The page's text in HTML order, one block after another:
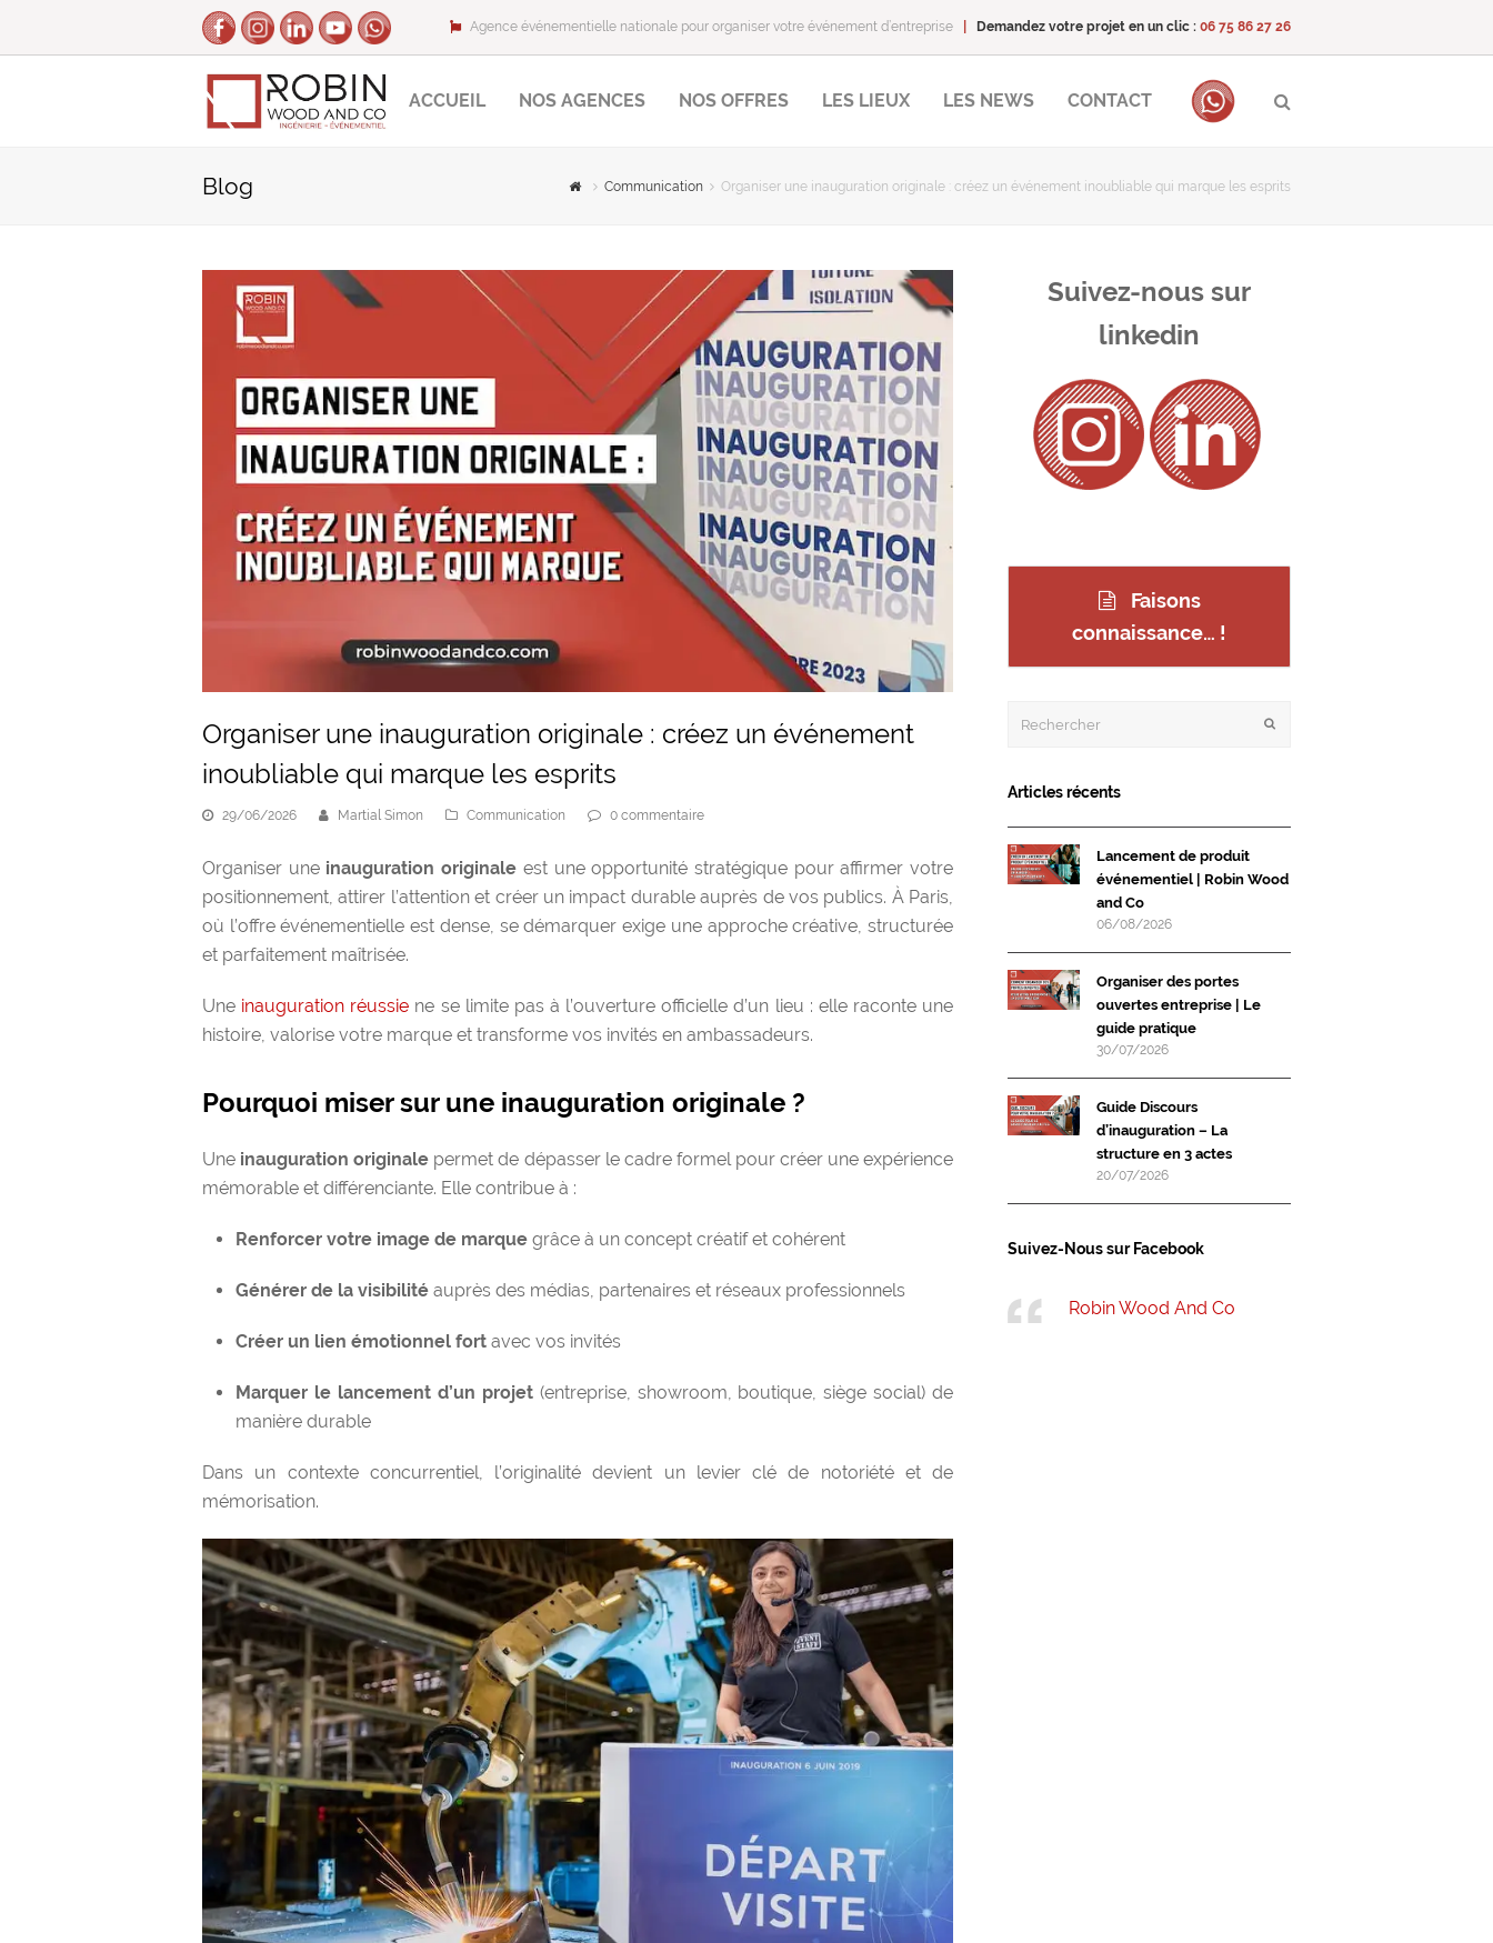
Agence événementielle nationale pour organiser votre événement d’entreprise Demandez votre projet en un clic : 06 75 86 27 26
ACCUEIL NOS AGENCES NOS OFFRES LES LIEUX LES NEWS CONTACT
Blog Communication Organiser une inauguration originale : créez un événement inoubliable qui marque les esprits
Organiser une inauguration originale : créez un événement
inoubliable qui marque les esprits
29/06/2026 Martial Simon Communication 0 commentaire
Organiser une inauguration originale est une opportunité stratégique pour affirmer votre
positionnement, attirer l’attention et créer un impact durable auprès de vos publics. À Paris,
où l’offre événementielle est dense, se démarquer exige une approche créative, structurée
et parfaitement maîtrisée.
Une inauguration réussie ne se limite pas à l’ouverture officielle d’un lieu : elle raconte une
histoire, valorise votre marque et transforme vos invités en ambassadeurs.
Pourquoi miser sur une inauguration originale ?
Une inauguration originale permet de dépasser le cadre formel pour créer une expérience
mémorable et différenciante. Elle contribue à :
Renforcer votre image de marque grâce à un concept créatif et cohérent
Générer de la visibilité auprès des médias, partenaires et réseaux professionnels
Créer un lien émotionnel fort avec vos invités
Marquer le lancement d’un projet(entreprise, showroom, boutique, siège social) de
manière durable
Dans un contexte concurrentiel, l’originalité devient un levier clé de notoriété et de
mémorisation.
Suivez-nous sur
linkedin
Faisons
connaissance… !
Articles récents
Lancement de produit
événementiel | Robin Wood
and Co
06/08/2026
Organiser des portes
ouvertes entreprise | Le
guide pratique
30/07/2026
Guide Discours
d’inauguration – La
structure en 3 actes
20/07/2026
Suivez-Nous sur Facebook
Robin Wood And Co